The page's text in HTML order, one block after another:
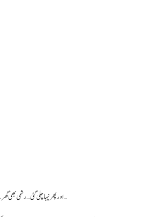
اور پھر نیہا چلی گئی… رشمی بھی گھر کے کاموں میں مصروف ہو گئی… رنجیت اب ڈیوٹی پر جانے کے لیے تیار ہو گیا… کمال جیت نے لنچ کے بعد اپنے گھر کو چلا گیا…